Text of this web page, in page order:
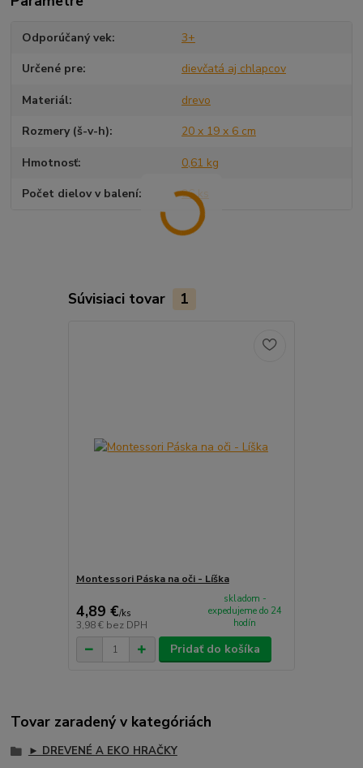
Odporúčaný vek 3+
Určené pre dievčatá aj chlapcov
Materiál drevo
Rozmery (š-v-h) 20 x 19 x 6 cm
Hmotnosť 0,61 kg
Počet dielov v balení 26 ks
Súvisiaci tovar 1
Montessori Páska na oči - Líška
4,89 €/ks
3,98 € bez DPH
skladom -
expedujeme do 24
hodín
Pridať do košíka
Tovar zaradený v kategóriách
► DREVENÉ A EKO HRAČKY